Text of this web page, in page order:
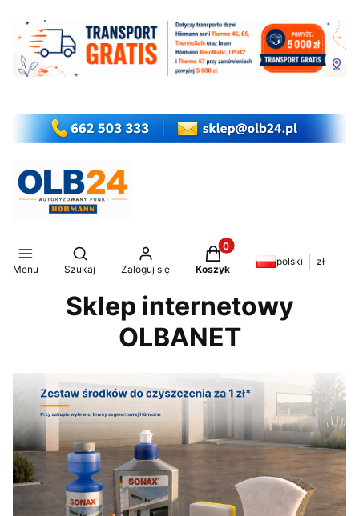
Menu
Otwórz wyszukiwarkę
Szukaj Zaloguj się
Produkty w koszyku: 0.
Koszyk
polski zł
Sklep internetowy
OLBANET